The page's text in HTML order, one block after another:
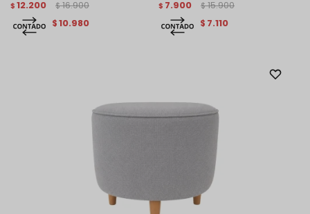
$ 12.200 $ 16.900
$10.980
$ 7.900 $ 15.900
$ 7.110